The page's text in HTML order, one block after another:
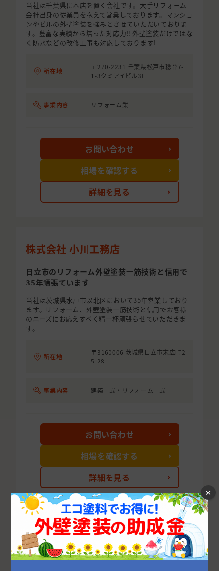
当社は千葉県に本店を置く会社です。大手リフォーム
会社出身の従業員を抱えて営業しております。マンショ
ンやビルの外壁塗装を強みとさせていただいておりま
す。豊富な実績から培った対応力‼︎ 外壁塗装だけではな
く防水などの改修工事も対応しております!
所在地
〒270-2231 千葉県松戸市稔台7-
1-3クミアイビル3F
事業内容 リフォーム業
詳細を見る
お問い合わせ
相場を確認する
株式会社 小川工務店
日立市のリフォーム外壁塗装一筋技術と信用で
35年頑張ています
当社は茨城県水戸市以北区において35年営業しており
ます。リフォーム、外壁塗装一筋技術と信用でお客様
のニーズにお応えすべく精一杯頑張らせていただきま
す。
所在地
〒3160006 茨城県日立市末広町2-
5-28
事業内容 建築一式・リフォーム一式
詳細を見る
お問い合わせ
相場を確認する
次の10件を表示する
×